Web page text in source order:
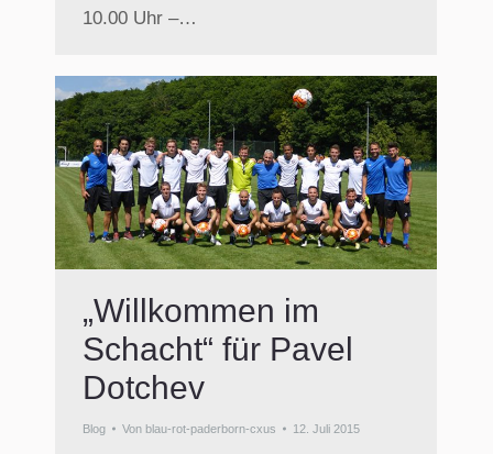
10.00 Uhr –…
„Willkommen im
Schacht“ für Pavel
Dotchev
Blog Von blau-rot-paderborn-cxus 12. Juli 2015